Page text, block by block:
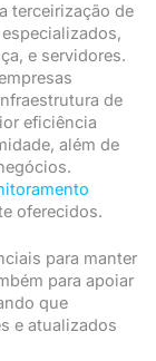
terceirização de
e servidores.
de
eficiência
além de
oferecidos.
para manter
para apoiar
que
e atualizados